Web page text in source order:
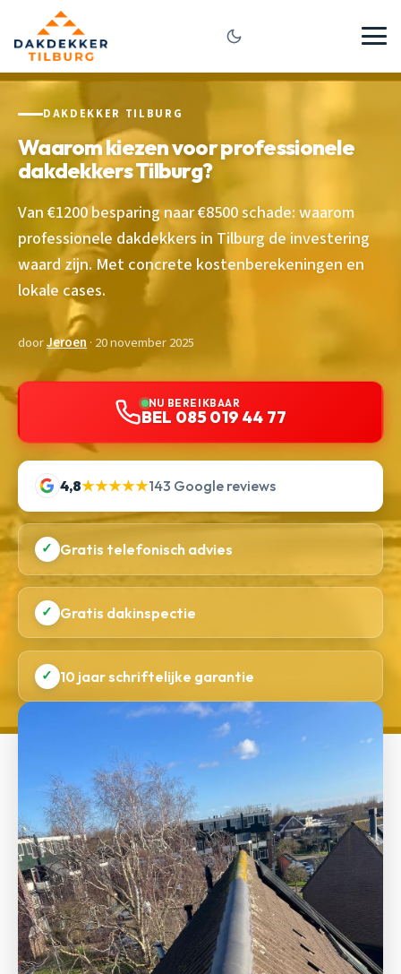
DAKDEKKER TILBURG
Waarom kiezen voor professionele
dakdekkers Tilburg?
Van €1200 besparing naar €8500 schade: waarom
professionele dakdekkers in Tilburg de investering
waard zijn. Met concrete kostenberekeningen en
lokale cases.
doorJeroen · 20 november 2025
NU BEREIKBAAR
BEL 085 019 44 77
4,8★★★★★143 Google reviews
✓ Gratis telefonisch advies
✓ Gratis dakinspectie
✓ 10 jaar schriftelijke garantie